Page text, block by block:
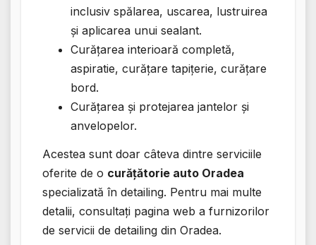
inclusiv spălarea, uscarea, lustruirea
și aplicarea unui sealant.
Curățarea interioară completă,
aspiratie, curățare tapițerie, curățare
bord.
Curățarea și protejarea jantelor și
anvelopelor.
Acestea sunt doar câteva dintre serviciile
oferite de o curățătorie auto Oradea
specializată în detailing. Pentru mai multe
detalii, consultați pagina web a furnizorilor
de servicii de detailing din Oradea.